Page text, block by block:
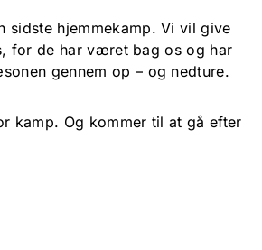
sidste hjemmekamp. Vi vil give
for de har været bag os og har
gennem op – og nedture.
kamp. Og kommer til at gå efter